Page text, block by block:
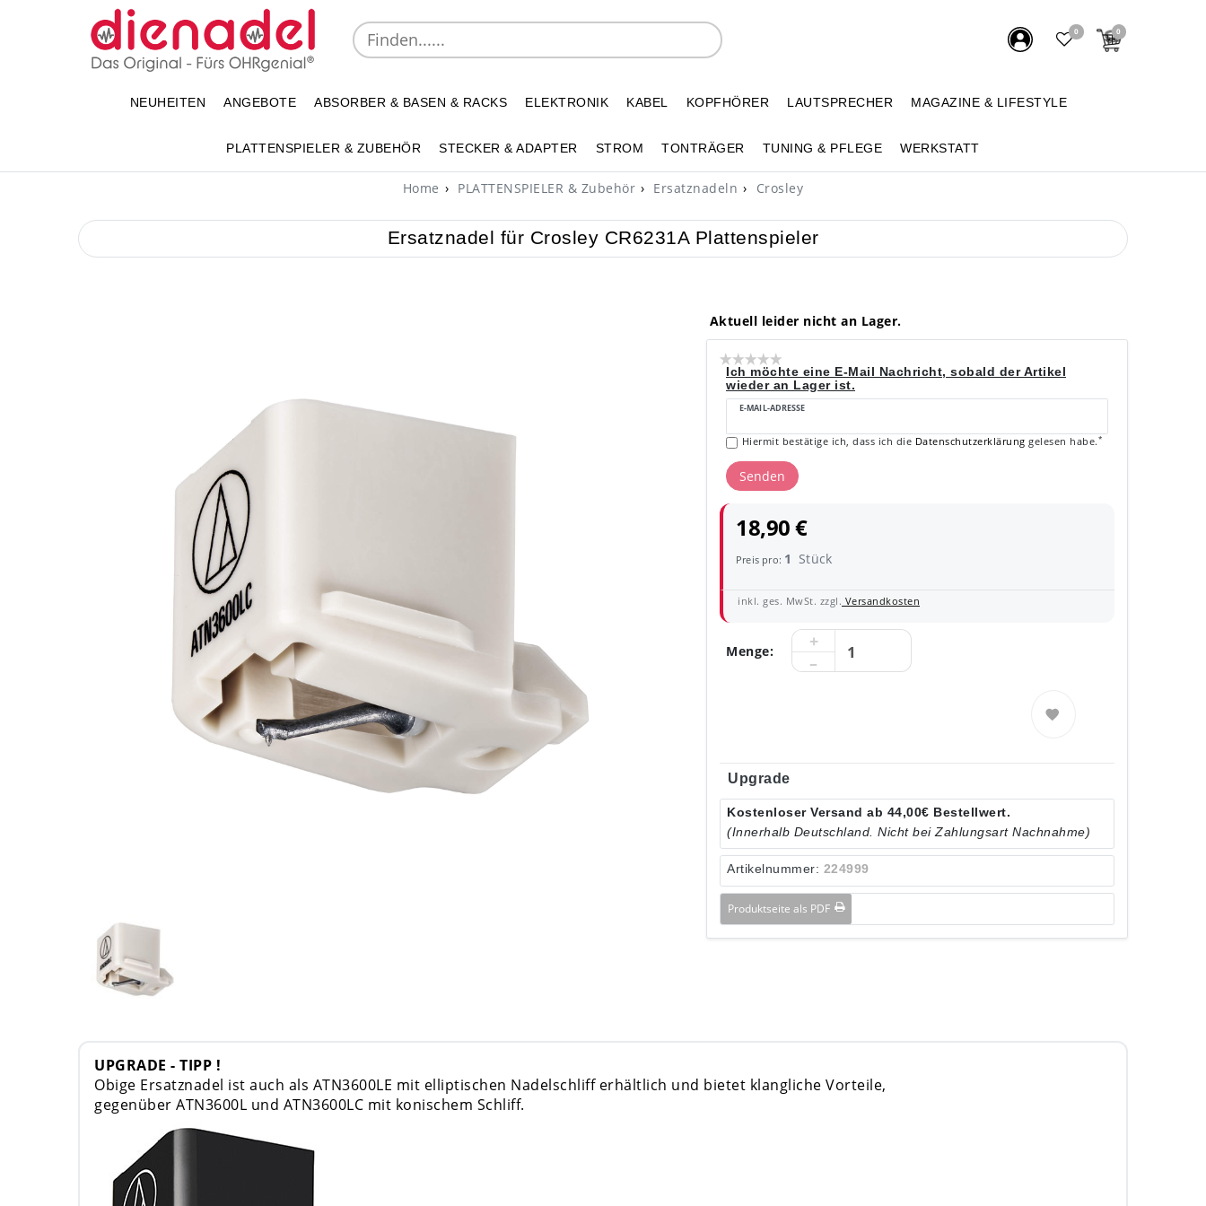
0 0
NEUHEITEN ANGEBOTE ABSORBER & BASEN & RACKS ELEKTRONIK KABEL KOPFHÖRER LAUTSPRECHER MAGAZINE & LIFESTYLE
PLATTENSPIELER & ZUBEHÖR STECKER & ADAPTER STROM TONTRÄGER TUNING & PFLEGE WERKSTATT
Home PLATTENSPIELER & Zubehör Ersatznadeln Crosley
Ersatznadel für Crosley CR6231A Plattenspieler
Aktuell leider nicht an Lager.
Ich möchte eine E-Mail Nachricht, sobald der Artikel
wieder an Lager ist.
E-MAIL-ADRESSE
Hiermit bestätige ich, dass ich die Daten­schutz­erklärung gelesen habe.*
Senden
18,90 €
Preis pro: 1 Stück
inkl. ges. MwSt. zzgl. Versandkosten
Menge:
Upgrade
Kostenloser Versand ab 44,00€ Bestellwert.
(Innerhalb Deutschland. Nicht bei Zahlungsart Nachnahme)
Artikelnummer: 224999
Produktseite als PDF
UPGRADE - TIPP !
Obige Ersatznadel ist auch als ATN3600LE mit elliptischen Nadelschliff erhältlich und bietet klangliche Vorteile,
gegenüber ATN3600L und ATN3600LC mit konischem Schliff.